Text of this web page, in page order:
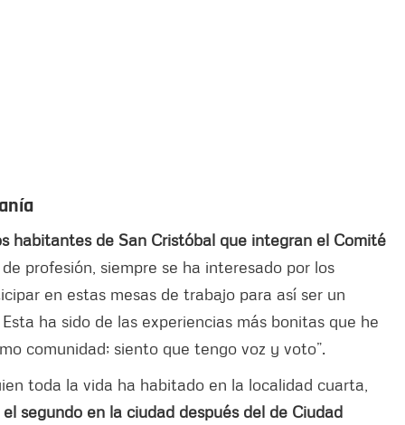
habitantes de San Cristóbal que integran el Comité
profesión, siempre se ha interesado por los
en estas mesas de trabajo para así ser un
ha sido de las experiencias más bonitas que he
comunidad; siento que tengo voz y voto”.
toda la vida ha habitado en la localidad cuarta,
el segundo en la ciudad después del de Ciudad